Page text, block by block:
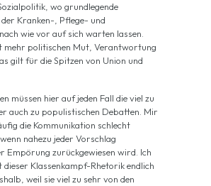
wo grundlegende
Kranken-, Pflege- und
wie vor auf sich warten lassen.
mehr politischen Mut, Verantwortung
gilt für die Spitzen von Union und
müssen hier auf jeden Fall die viel zu
auch zu populistischen Debatten. Mir
die Kommunikation schlecht
nahezu jeder Vorschlag
Empörung zurückgewiesen wird. Ich
Klassenkampf-Rhetorik endlich
weil sie viel zu sehr von den